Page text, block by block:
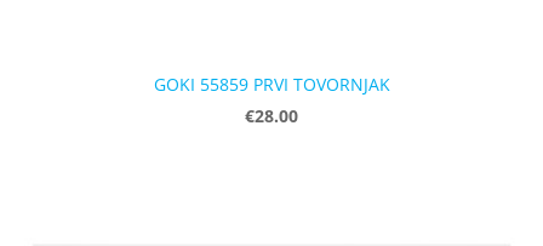
GOKI 55859 PRVI TOVORNJAK
€28.00